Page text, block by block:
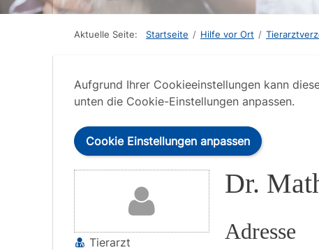
Aktuelle Seite: Startseite / Hilfe vor Ort /
Aufgrund Ihrer Cookieeinstellungen kann
unten die Cookie-Einstellungen anpassen.
Cookie Einstellungen anpassen
Tierarzt
Dr.
Adresse